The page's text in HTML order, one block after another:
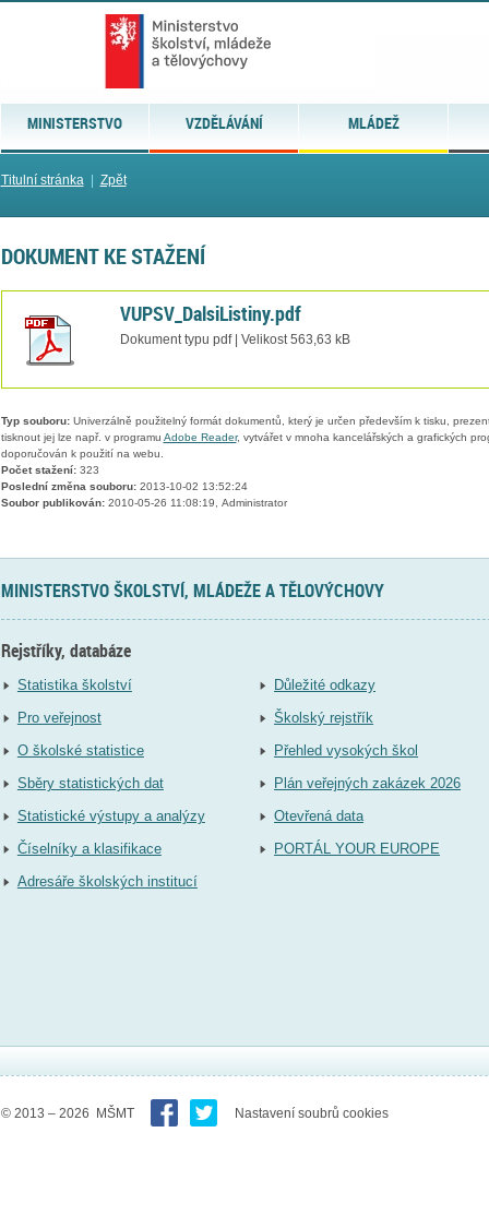
MINISTERSTVO VZDĚLÁVÁNÍ MLÁDEŽ
Titulní stránka| Zpět
DOKUMENT KE STAŽENÍ
VUPSV_DalsiListiny.pdf
Dokument typu pdf | Velikost 563,63 kB
Typ souboru:Univerzálně použitelný formát dokumentů, který je určen především k tisku,
tisknout jej lze např. v programu Adobe Reader, vytvářet v mnoha kancelářských a grafických
doporučován k použití na webu.
Počet stažení:323
Poslední změna souboru:2013-10-02 13:52:24
Soubor publikován:2010-05-26 11:08:19, Administrator
MINISTERSTVO ŠKOLSTVÍ, MLÁDEŽE A TĚLOVÝCHOVY
Rejstříky, databáze
Statistika školství
Pro veřejnost
O školské statistice
Sběry statistických dat
Statistické výstupy a analýzy
Číselníky a klasifikace
Adresáře školských institucí
Důležité odkazy
Školský rejstřík
Přehled vysokých škol
Plán veřejných zakázek 2026
Otevřená data
PORTÁL YOUR EUROPE
© 2013 – 2026 MŠMT Nastavení soubrů cookies